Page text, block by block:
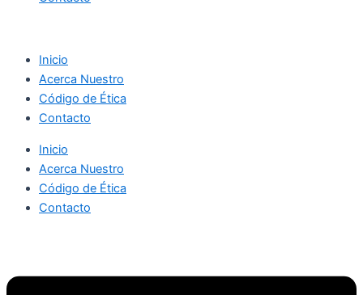
Inicio
Acerca Nuestro
Código de Ética
Contacto
Inicio
Acerca Nuestro
Código de Ética
Contacto